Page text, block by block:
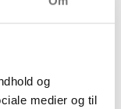
og
medier og til
region at